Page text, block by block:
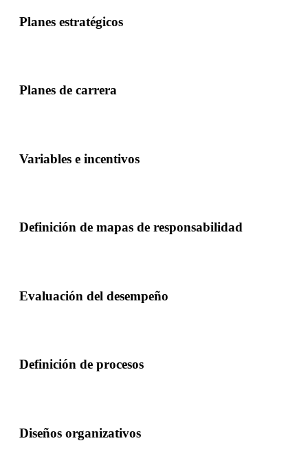
Planes estratégicos
Planes de carrera
Variables e incentivos
Definición de mapas de responsabilidad
Evaluación del desempeño
Definición de procesos
Diseños organizativos